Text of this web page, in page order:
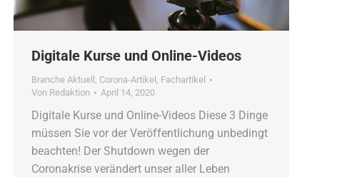
Digitale Kurse und Online-Videos
Branche Aktuell , Corona-Artikel , Fachartikel
Von Redaktion April 14, 2020
Digitale Kurse und Online-Videos Diese 3 Dinge
müssen Sie vor der Veröffentlichung unbedingt
beachten! Der Shutdown wegen der
Coronakrise verändert unser aller Leben